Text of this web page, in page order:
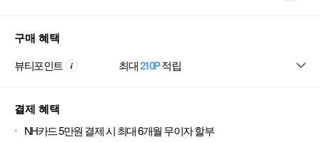
구매 혜택
뷰티포인트 최대210P적립
결제 혜택
NH카드 5만원 결제 시 최대 6개월 무이자 할부